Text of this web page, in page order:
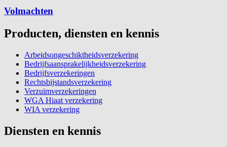
Volmachten
Producten, diensten en kennis
Arbeidsongeschiktheidsverzekering
Bedrijfsaansprakelijkheidsverzekering
Bedrijfsverzekeringen
Rechtsbijstandsverzekering
Verzuimverzekeringen
WGA Hiaat verzekering
WIA verzekering
Diensten en kennis